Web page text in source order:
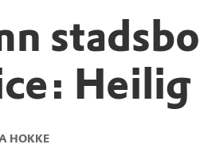
Heilig
HOKKE